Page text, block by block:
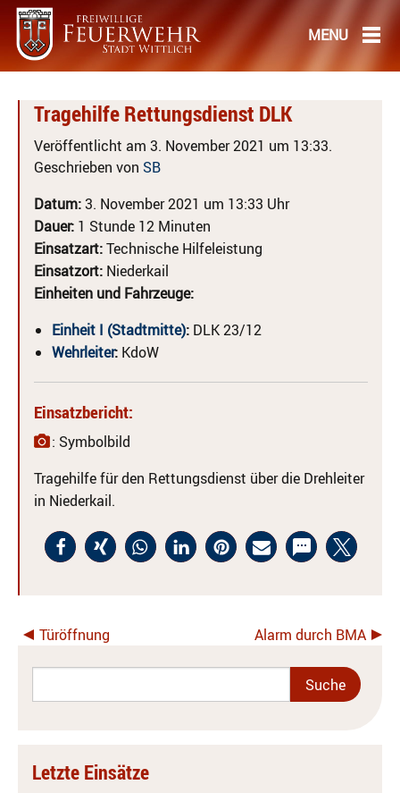
Tragehilfe Rettungsdienst DLK
Veröffentlicht am 3. November 2021 um 13:33.
Geschrieben von SB
Datum:3. November 2021 um 13:33 Uhr
Dauer: 1 Stunde 12 Minuten
Einsatzart:Technische Hilfeleistung
Einsatzort: Niederkail
Einheiten und Fahrzeuge:
Einheit I (Stadtmitte): DLK 23/12
Wehrleiter: KdoW
Einsatzbericht:
: Symbolbild
Tragehilfe für den Rettungsdienst über die Drehleiter
in Niederkail.
Türöffnung Alarm durch BMA
Letzte Einsätze